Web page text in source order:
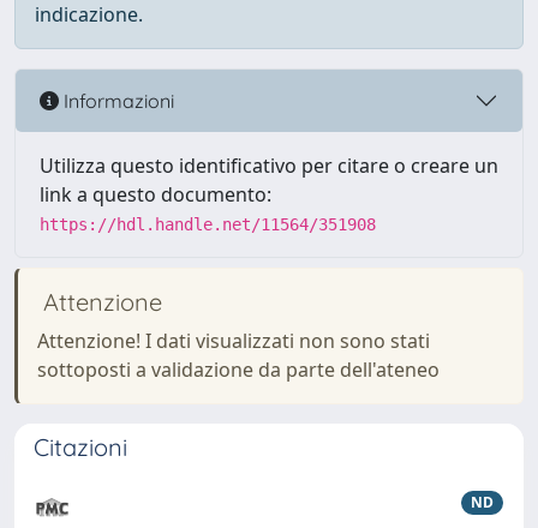
indicazione.
Informazioni
Utilizza questo identificativo per citare o creare un
link a questo documento:
https://hdl.handle.net/11564/351908
Attenzione
Attenzione! I dati visualizzati non sono stati
sottoposti a validazione da parte dell'ateneo
Citazioni
ND